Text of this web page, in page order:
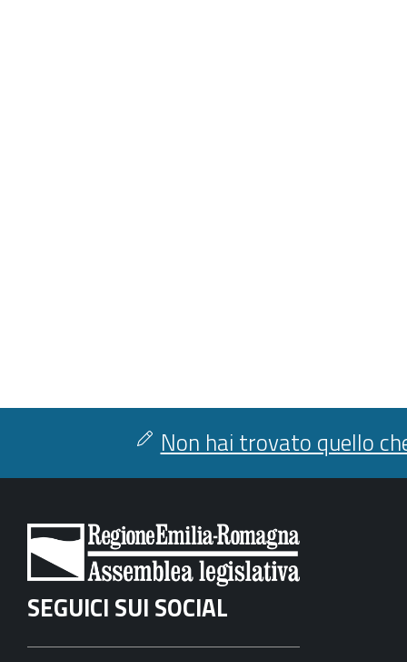
Non hai trovato quello
SEGUICI SUI SOCIAL